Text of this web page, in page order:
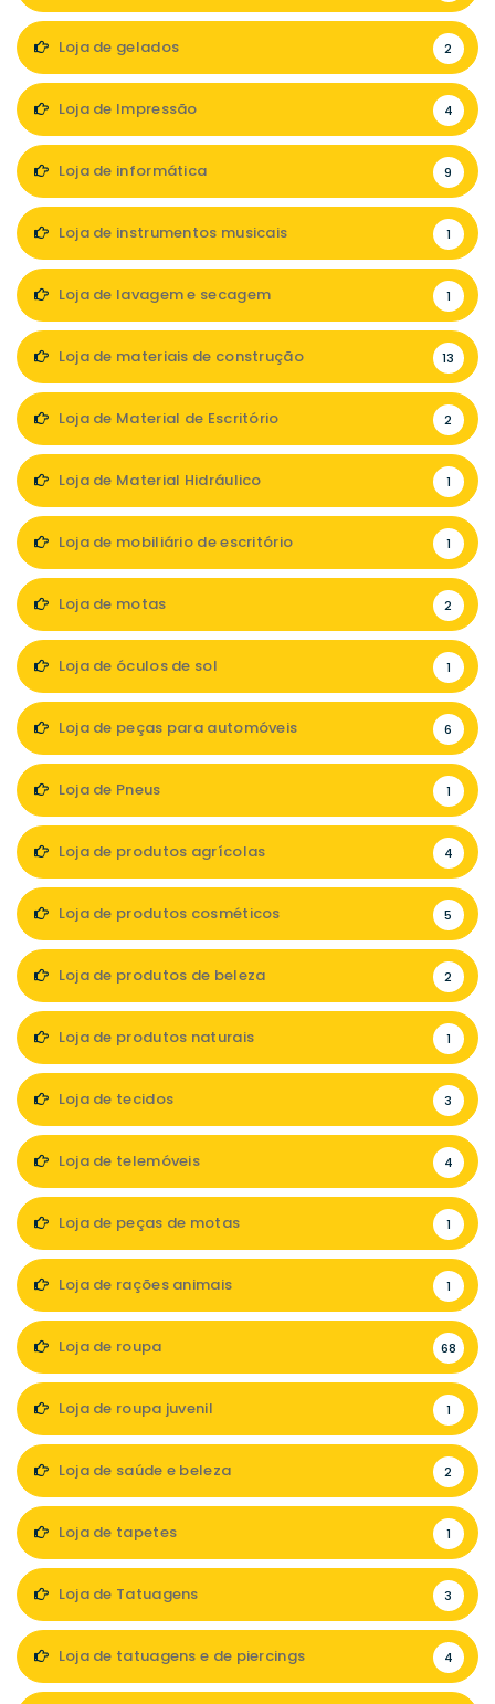
Loja de gelados 2
Loja de Impressão 4
Loja de informática 9
Loja de instrumentos musicais 1
Loja de lavagem e secagem 1
Loja de materiais de construção 13
Loja de Material de Escritório 2
Loja de Material Hidráulico 1
Loja de mobiliário de escritório 1
Loja de motas 2
Loja de óculos de sol 1
Loja de peças para automóveis 6
Loja de Pneus 1
Loja de produtos agrícolas 4
Loja de produtos cosméticos 5
Loja de produtos de beleza 2
Loja de produtos naturais 1
Loja de tecidos 3
Loja de telemóveis 4
Loja de peças de motas 1
Loja de rações animais 1
Loja de roupa 68
Loja de roupa juvenil 1
Loja de saúde e beleza 2
Loja de tapetes 1
Loja de Tatuagens 3
Loja de tatuagens e de piercings 4